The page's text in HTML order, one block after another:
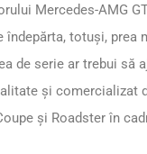
Mercedes-AMG
îndepărta, totuși, prea
de serie ar trebui să
și comercializat
și Roadster în